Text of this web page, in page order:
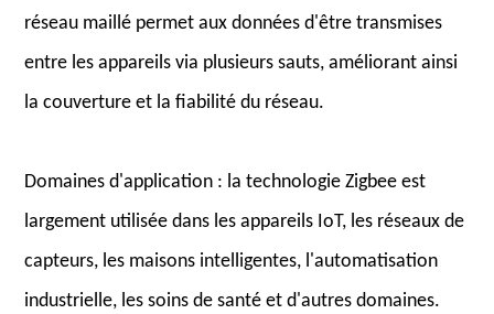
réseau maillé permet aux données d'être transmises
entre les appareils via plusieurs sauts, améliorant ainsi
la couverture et la fiabilité du réseau.
Domaines d'application : la technologie Zigbee est
largement utilisée dans les appareils IoT, les réseaux de
capteurs, les maisons intelligentes, l'automatisation
industrielle, les soins de santé et d'autres domaines.